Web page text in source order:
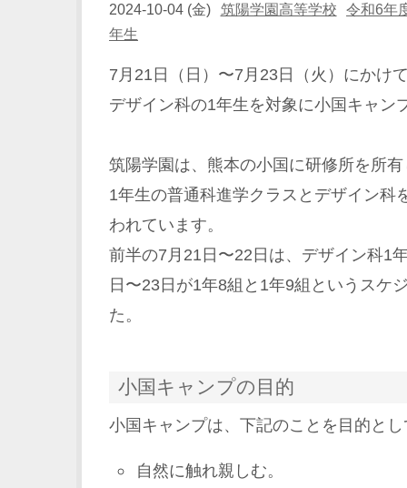
2024-10-04 (金) 筑陽学園高等学校
令和6年
年生
7月21日（日）〜7月23日（火）にかけ
デザイン科の1年生を対象に小国キャン
筑陽学園は、熊本の小国に研修所を所
1年生の普通科進学クラスとデザイン科
われています。
前半の7月21日〜22日は、デザイン科1
日〜23日が1年8組と1年9組というスケ
た。
小国キャンプの目的
小国キャンプは、下記のことを目的と
自然に触れ親しむ。